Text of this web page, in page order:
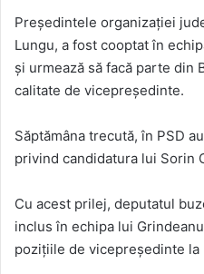
Președintele organizației
Lungu, a fost cooptat în
și urmează să facă parte din
calitate de vicepreședinte.
Săptămâna trecută, în PSD
privind candidatura lui Sorin
Cu acest prilej, deputatul
inclus în echipa lui
pozițiile de vicepreședinte la